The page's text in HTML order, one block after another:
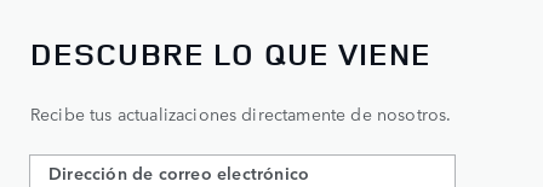
DESCUBRE LO QUE VIENE
Recibe tus actualizaciones directamente de nosotros.